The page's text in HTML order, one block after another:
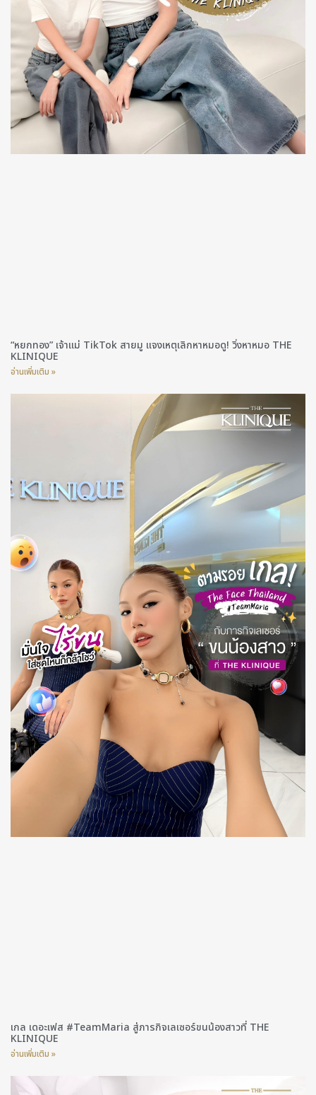
“หยกทอง” เจ้าแม่ TikTok สายมู แจงเหตุเลิกหาหมอดู! วิ่งหาหมอ THE
KLINIQUE
อ่านเพิ่มเติม »
เกล เดอะเฟส #TeamMaria สู่ภารกิจเลเซอร์ขนน้องสาวที่ THE
KLINIQUE
อ่านเพิ่มเติม »